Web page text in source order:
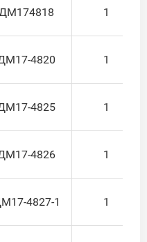
1
4820 1
4825 1
4826 1
4827-1 1